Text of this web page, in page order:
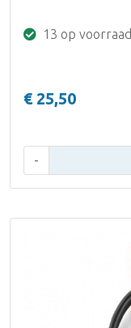
13 op voorraad
€ 25,50
-